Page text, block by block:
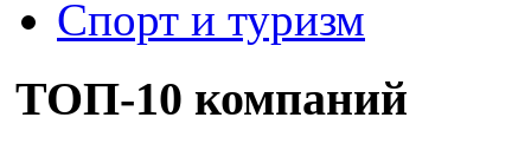
Спорт и туризм
ТОП-10 компаний